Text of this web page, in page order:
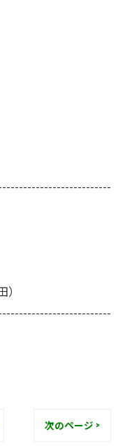
次のページ >